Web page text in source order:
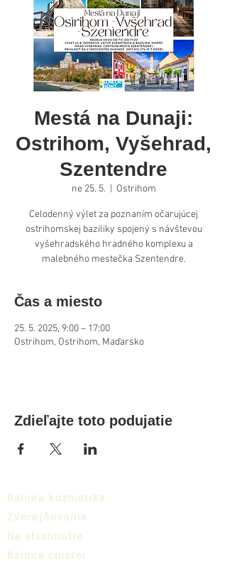
Mestá na Dunaji:
Ostrihom, Vyšehrad,
Szentendre
ne 25. 5. Ostrihom
Celodenný výlet za poznaním očarujúcej
ostrihomskej baziliky spojený s návštevou
vyšehradského hradného komplexu a
malebného mestečka Szentendre.
Čas a miesto
25. 5. 2025, 9:00 – 17:00
Ostrihom, Ostrihom, Maďarsko
Zdieľajte toto podujatie
Balnea kozmetika
Zverejňovanie
Na stiahnutie
Balnea cluster